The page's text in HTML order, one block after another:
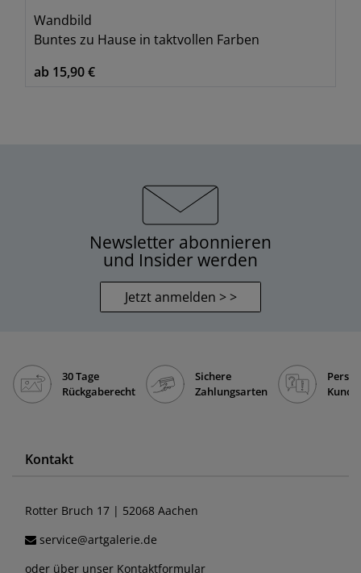
Wandbild
Buntes zu Hause in taktvollen Farben
ab 15,90 €
Newsletter abonnieren
und Insider werden
Jetzt anmelden > >
30 Tage
Rückgaberecht
Sichere
Zahlungsarten
Kontakt
Rotter Bruch 17 | 52068 Aachen
service@artgalerie.de
oder über unser Kontaktformular